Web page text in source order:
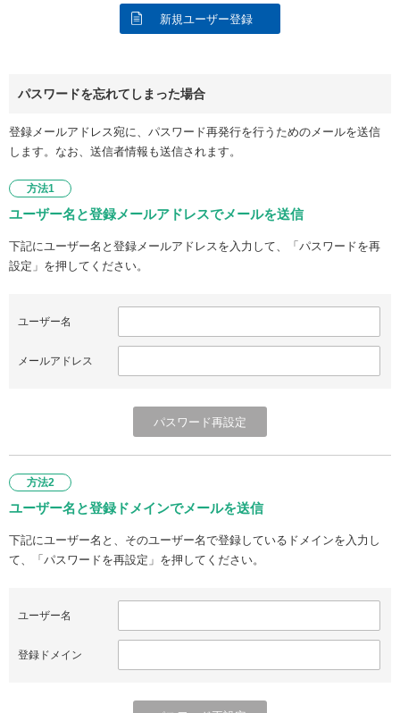
新規ユーザー登録
パスワードを忘れてしまった場合
登録メールアドレス宛に、パスワード再発行を行うためのメールを送信
します。なお、送信者情報も送信されます。
方法1
ユーザー名と登録メールアドレスでメールを送信
下記にユーザー名と登録メールアドレスを入力して、「パスワードを再
設定」を押してください。
ユーザー名
メールアドレス
方法2
ユーザー名と登録ドメインでメールを送信
下記にユーザー名と、そのユーザー名で登録しているドメインを入力し
て、「パスワードを再設定」を押してください。
ユーザー名
登録ドメイン